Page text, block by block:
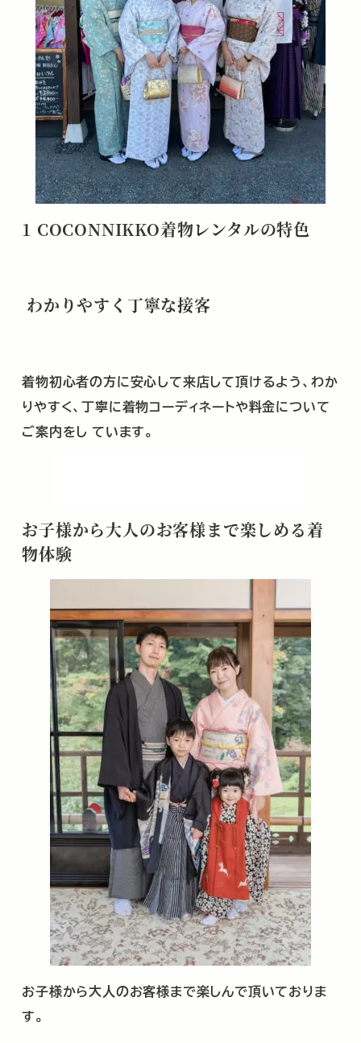
1 COCONNIKKO着物レンタルの特色
わかりやすく丁寧な接客
着物初心者の方に安心して来店して頂けるよう、わか
りやすく、丁寧に着物コーディネートや料金について
ご案内をし ています。
お子様から大人のお客様まで楽しめる着
物体験
お子様から大人のお客様まで楽しんで頂いておりま
す。